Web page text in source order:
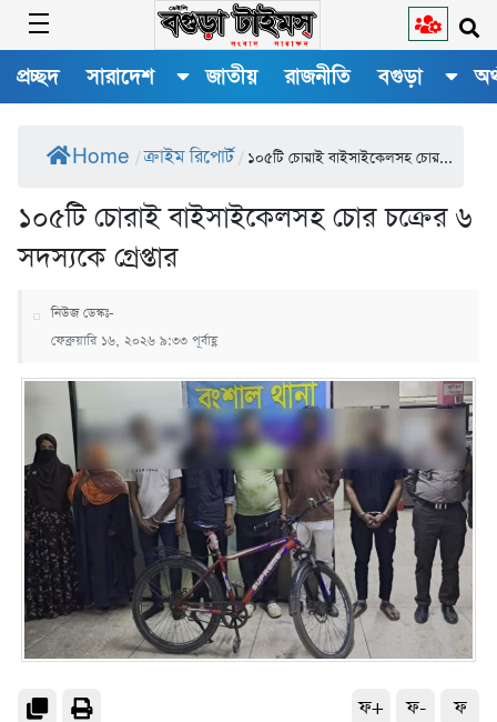
প্রচ্ছদ সারাদেশ জাতীয় রাজনীতি বগুড়া
Home / ক্রাইম রিপোর্ট / ১০৫টি চোরাই বাইসাইকেলসহ চোর...
১০৫টি চোরাই বাইসাইকেলসহ চোর চক্রের ৬
সদস্যকে গ্রেপ্তার
নিউজ ডেস্কঃ-
ফেব্রুয়ারি ১৬, ২০২৬ ৯:৩৩ পূর্বাহ্ণ
ফ+ ফ- ফ